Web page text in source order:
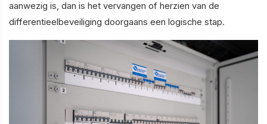
aanwezig is, dan is het vervangen of herzien van de
differentieelbeveiliging doorgaans een logische stap.